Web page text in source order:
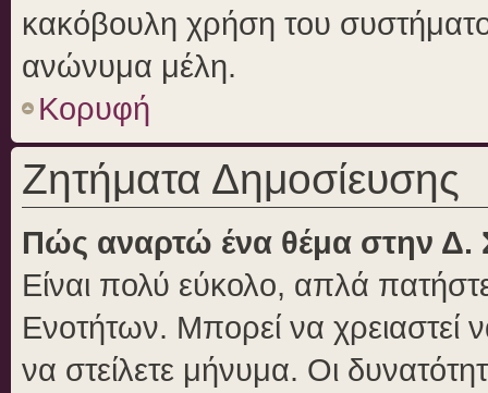
κακόβουλη χρήση του
ανώνυμα μέλη.
Κορυφή
Ζητήματα Δημοσίευσης
Πώς αναρτώ ένα θέμα στην Δ.
Είναι πολύ εύκολο, απλά
Ενοτήτων. Μπορεί να χρειαστεί
να στείλετε μήνυμα. Οι